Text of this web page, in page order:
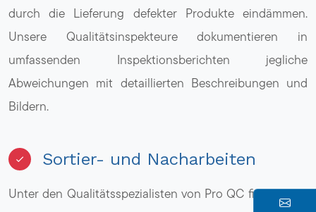
durch die Lieferung defekter Produkte eindämmen.
Unsere Qualitätsinspekteure dokumentieren in
umfassenden Inspektionsberichten jegliche
Abweichungen mit detaillierten Beschreibungen und
Bildern.
Sortier- und Nacharbeiten
Unter den Qualitätsspezialisten von Pro QC finden sich